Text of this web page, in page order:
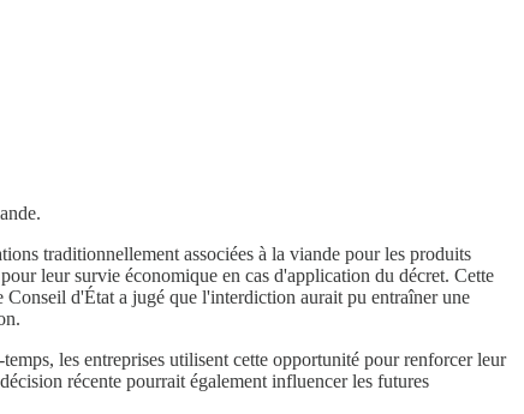
traditionnellement associées à la viande pour les produits
leur survie économique en cas d'application du décret. Cette
d'État a jugé que l'interdiction aurait pu entraîner une
les entreprises utilisent cette opportunité pour renforcer leur
récente pourrait également influencer les futures